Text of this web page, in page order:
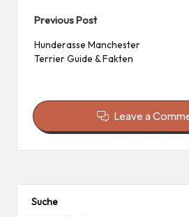
Post
navigation
Previous Post
Hunderasse Manchester
Terrier Guide & Fakten
Leave a
Suche